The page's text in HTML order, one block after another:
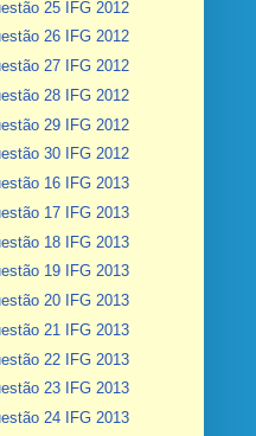
25 IFG 2012
26 IFG 2012
27 IFG 2012
28 IFG 2012
29 IFG 2012
30 IFG 2012
16 IFG 2013
17 IFG 2013
18 IFG 2013
19 IFG 2013
20 IFG 2013
21 IFG 2013
22 IFG 2013
23 IFG 2013
24 IFG 2013